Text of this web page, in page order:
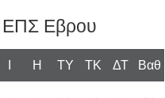
ΕΠΣ Εβρου
H TY TK ΔΤ Βαθ